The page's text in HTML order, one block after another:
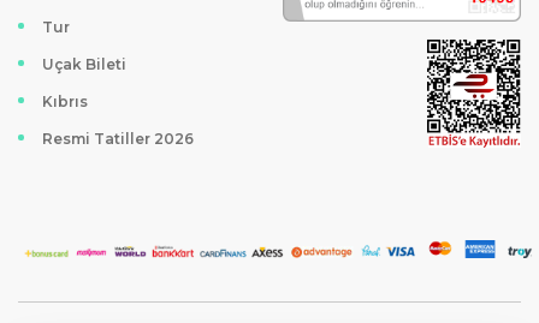
Tur
Uçak Bileti
Kıbrıs
Resmi Tatiller 2026